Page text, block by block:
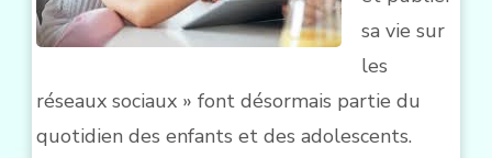
sa vie sur
les
réseaux sociaux » font désormais partie du
quotidien des enfants et des adolescents.